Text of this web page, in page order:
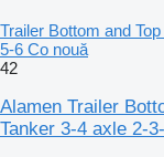
Trailer Bottom and
5-6 Co nouă
42
Alamen Trailer
Tanker 3-4 axle 2-